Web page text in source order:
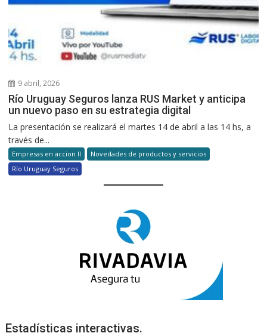
9 abril, 2026
Río Uruguay Seguros lanza RUS Market y anticipa
un nuevo paso en su estrategia digital
La presentación se realizará el martes 14 de abril a las 14 hs, a
través de...
Empresas en accion II
Novedades de productos y servicios
Río Uruguay Seguros
Estadísticas interactivas.